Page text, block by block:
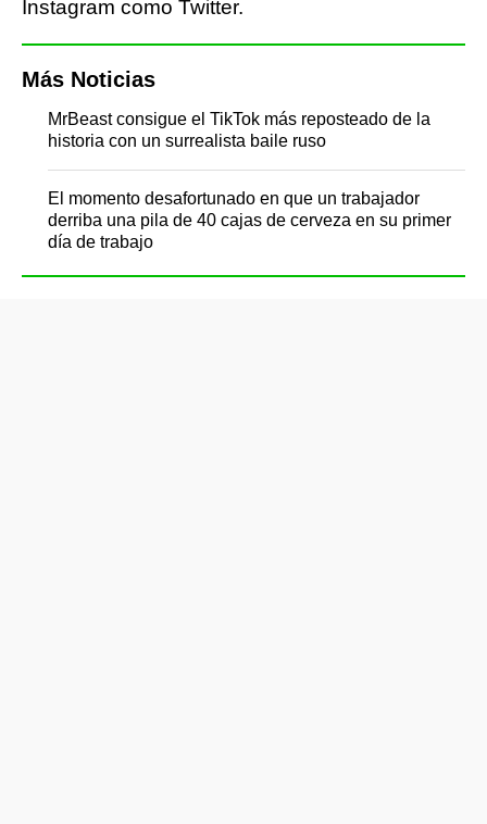
Instagram como Twitter.
Más Noticias
MrBeast consigue el TikTok más reposteado de la
historia con un surrealista baile ruso
El momento desafortunado en que un trabajador
derriba una pila de 40 cajas de cerveza en su primer
día de trabajo